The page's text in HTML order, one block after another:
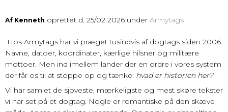
Af Kenneth oprettet d. 25/02 2026 under Armytags
Hos Armytags har vi præget tusindvis af dogtags siden 2006.
Navne, datoer, koordinater, kærlige hilsner og militære
mottoer. Men ind imellem lander der en ordre i vores system
der får os til at stoppe op og tænke: hvad er historien her?
Vi har samlet de sjoveste, mærkeligste og mest skøre tekster
vi har set på et dogtag. Nogle er romantiske på den skæve